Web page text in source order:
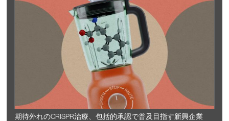
期待外れのCRISPR治療、包括的承認で普及目指す新興企業